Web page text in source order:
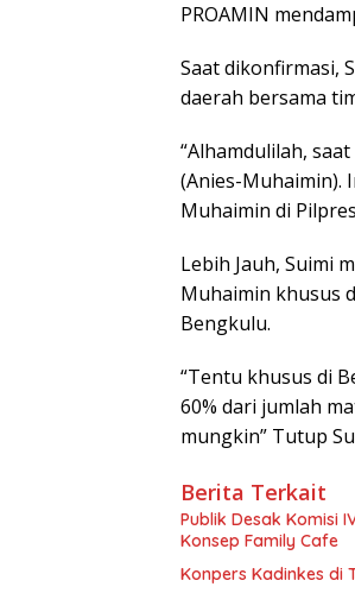
PROAMIN
Saat dikonfirmasi,
daerah bersama
“Alhamdulilah,
(Anies-Muhaimin).
Muhaimin di
Lebih Jauh, Suimi
Muhaimin khusus
Bengkulu.
“Tentu khusus di
60% dari jumlah
mungkin” Tutup
Berita Terkait
Publik Desak Komisi
Konsep Family Cafe
Konpers Kadinkes di